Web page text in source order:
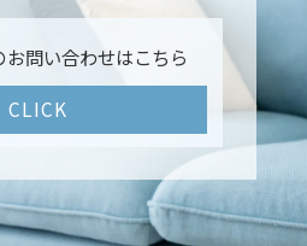
お問い合わせはこちら
CLICK